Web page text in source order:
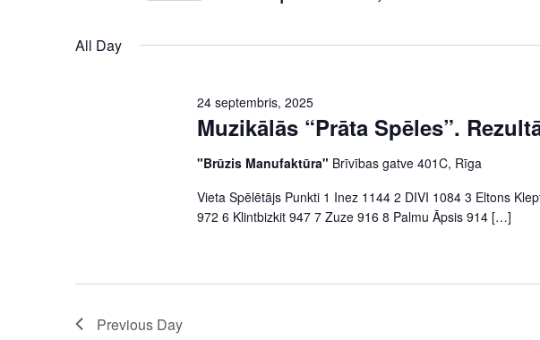
All Day
Muzikālās “Prāta Spēles”.
24 septembris, 2025
"Brūzis Manufaktūra" Brīvības gatve 401C, Rīga
Vieta Spēlētājs Punkti 1 Inez 1144 2 DIVI 1084 3 Eltons
972 6 Klintbizkit 947 7 Zuze 916 8 Palmu Āpsis 914 […]
Previous Day